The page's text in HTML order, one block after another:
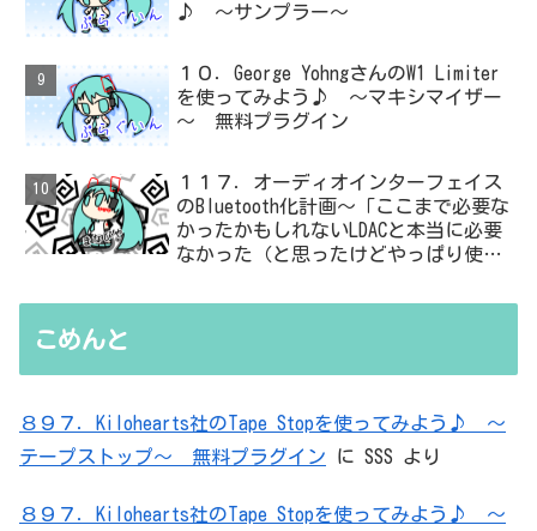
♪ ～サンプラー～
１０．George YohngさんのW1 Limiter
を使ってみよう♪ ～マキシマイザー
～ 無料プラグイン
１１７．オーディオインターフェイス
のBluetooth化計画～「ここまで必要な
かったかもしれないLDACと本当に必要
なかった（と思ったけどやっぱり使っ
無駄を重ねた結論はシンプルだった
こめんと
８９７．Kilohearts社のTape Stopを使ってみよう♪ ～
テープストップ～ 無料プラグイン に SSS より
８９７．Kilohearts社のTape Stopを使ってみよう♪ ～